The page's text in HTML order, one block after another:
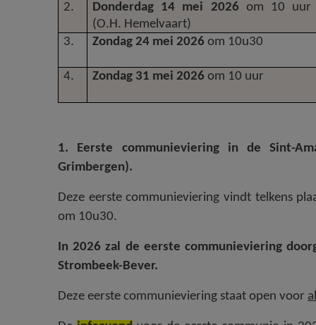
2.
Donderdag 14 mei 2026 om 10 uur
(O.H. Hemelvaart)
3. Zondag 24 mei 2026 om 10u30
4.
Zondag 31 mei 2026 om 10 uur
1. Eerste communieviering in de Sint-
Grimbergen).
Deze eerste communieviering vindt telkens
om 10u30.
In 2026 zal de eerste communieviering
Strombeek-Bever.
Deze eerste communieviering staat open voor